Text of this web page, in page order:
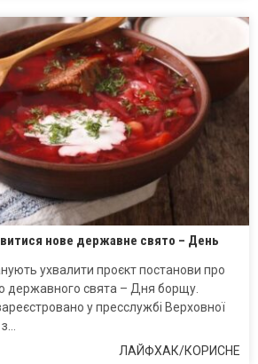
нове державне свято – День
ухвалити проєкт постанови про
державного свята – Дня борщу.
у пресслужбі Верховної
ЛАЙФХАК/КОРИСНЕ